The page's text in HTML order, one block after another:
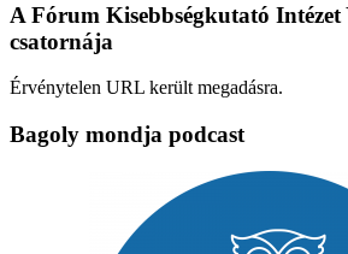
A Fórum Kisebbségkutató Intézet
csatornája
Érvénytelen URL került megadásra.
Bagoly mondja podcast